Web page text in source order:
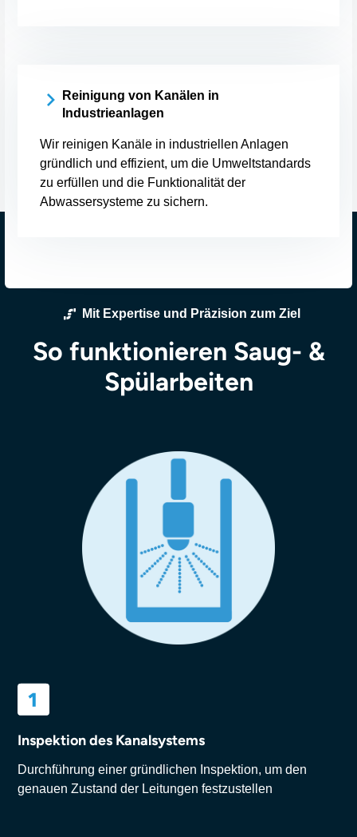
Reinigung von Kanälen in
Industrieanlagen
Wir reinigen Kanäle in industriellen Anlagen
gründlich und effizient, um die Umweltstandards
zu erfüllen und die Funktionalität der
Abwassersysteme zu sichern.
Mit Expertise und Präzision zum Ziel
So funktionieren Saug- &
Spülarbeiten
Inspektion des Kanalsystems
Durchführung einer gründlichen Inspektion, um den
genauen Zustand der Leitungen festzustellen